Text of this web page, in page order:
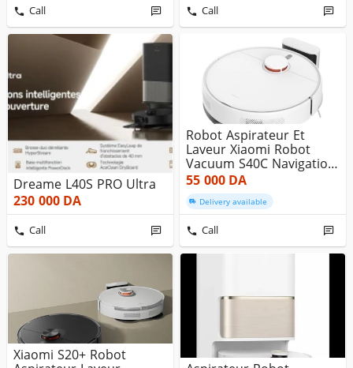
Call Call
Dreame L40S PRO Ultra
230 000DA
Call
Robot Aspirateur Et
Laveur Xiaomi Robot
Vacuum S40C Navigation
Laser L...
55 000DA
Delivery available
Call
Xiaomi S20+ Robot